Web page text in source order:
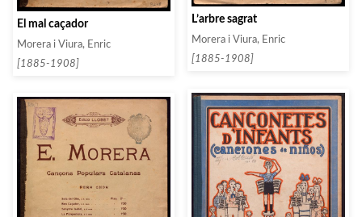
El mal caçador
Morera i Viura, Enric
[1885-1908]
L’arbre sagrat
Morera i Viura, Enric
[1885-1908]